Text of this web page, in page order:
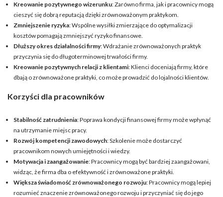
Kreowanie pozytywnego wizerunku: Zarówno firma, jak i pracownicy mogą
cieszyć się dobrą reputacją dzięki zrównoważonym praktykom.
Zmniejszenie ryzyka: Wspólne wysiłki zmierzające do optymalizacji
kosztów pomagają zmniejszyć ryzyko finansowe.
Dłuższy okres działalności firmy: Wdrażanie zrównoważonych praktyk
przyczynia się do długoterminowej trwałości firmy.
Kreowanie pozytywnych relacji z klientami: Klienci doceniają firmy, które
dbają o zrównoważone praktyki, co może prowadzić do lojalności klientów.
Korzyści dla pracowników
Stabilność zatrudnienia: Poprawa kondycji finansowej firmy może wpłynąć
na utrzymanie miejsc pracy.
Rozwój kompetencji zawodowych: Szkolenie może dostarczyć
pracownikom nowych umiejętności i wiedzy.
Motywacja i zaangażowanie: Pracownicy mogą być bardziej zaangażowani,
widząc, że firma dba o efektywność i zrównoważone praktyki.
Większa świadomość zrównoważonego rozwoju: Pracownicy mogą lepiej
rozumieć znaczenie zrównoważonego rozwoju i przyczyniać się do jego